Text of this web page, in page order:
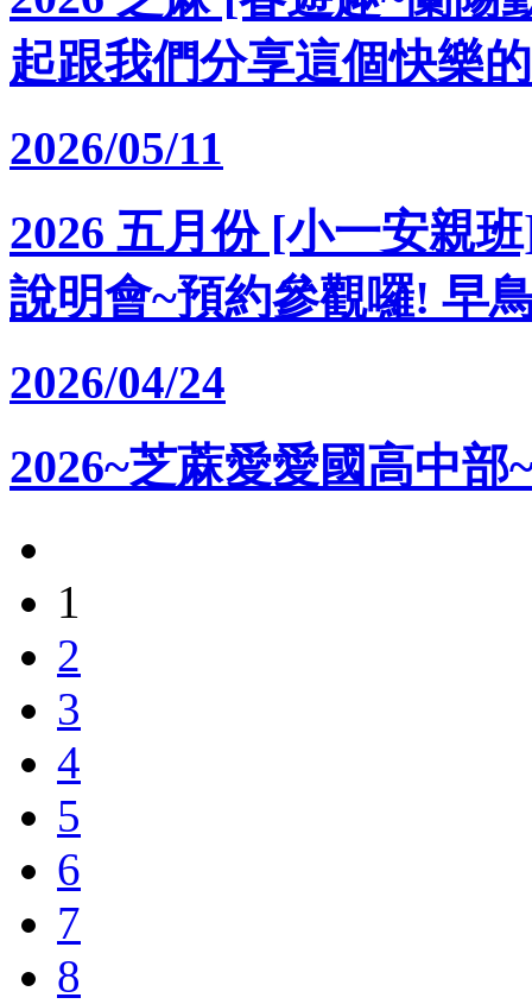
起跟我們分享這個快樂
2026/05/11
2026 五月份 [小一安親
說明會~預約參觀囉! 早
2026/04/24
2026~芝蔴愛愛國高中
1
2
3
4
5
6
7
8